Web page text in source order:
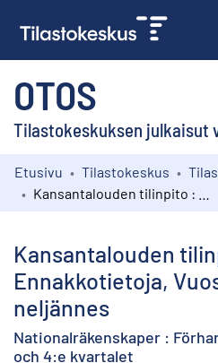
OTOS
Tilastokeskuksen julkaisut
Kokoelmat
Etusivu Tilastokeskus
Kansantalouden
Ennakkotietoja,
neljännes
Nationalräkenskaper :
och 4:e kvartalet